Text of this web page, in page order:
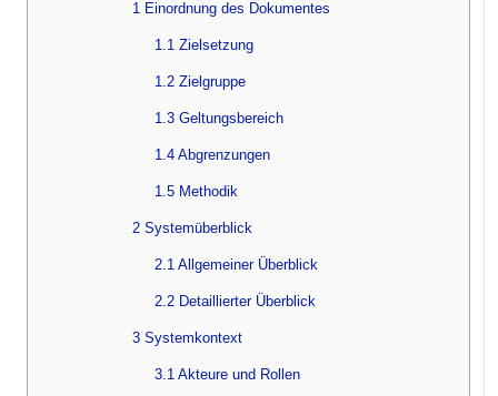
1 Einordnung des Dokumentes
1.1 Zielsetzung
1.2 Zielgruppe
1.3 Geltungsbereich
1.4 Abgrenzungen
1.5 Methodik
2 Systemüberblick
2.1 Allgemeiner Überblick
2.2 Detaillierter Überblick
3 Systemkontext
3.1 Akteure und Rollen